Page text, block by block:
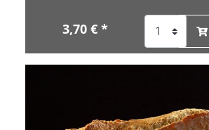
3,70 € *